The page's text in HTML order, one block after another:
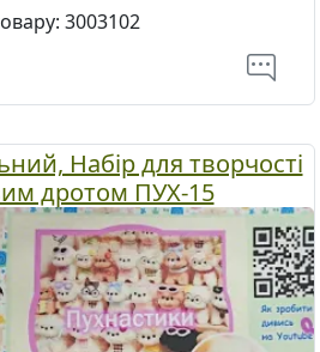
3003102
Набір для творчості
дротом ПУХ-15